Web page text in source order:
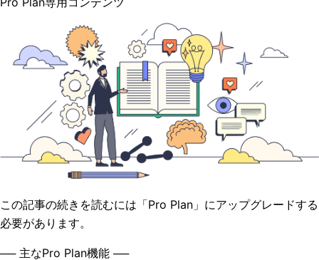
この記事の続きを読むには「Pro Plan」にアップグレードする
必要があります。
── 主なPro Plan機能 ──